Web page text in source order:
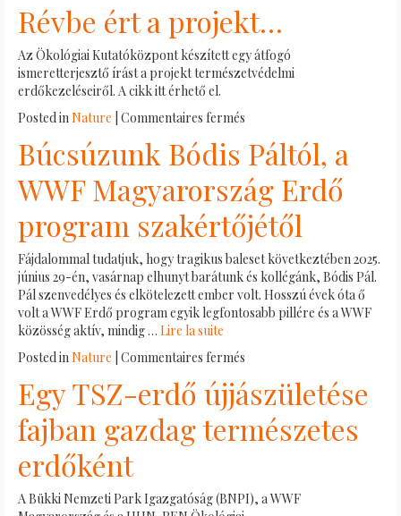
projektkiadványunk
–
Tölgyes
élőhelyek
Révbe ért a projekt…
Az Ökológiai Kutatóközpont készített egy átfogó
ismeretterjesztő írást a projekt természetvédelmi
erdőkezeléseiről. A cikk itt érhető el.
Posted inNature Commentaires fermés
ért
a
projekt…
Búcsúzunk Bódis Páltól, a
WWF Magyarország Erdő
program szakértőjétől
Fájdalommal tudatjuk, hogy tragikus baleset következtében 2025.
június 29-én, vasárnap elhunyt barátunk és kollégánk, Bódis Pál.
Pál szenvedélyes és elkötelezett ember volt. Hosszú évek óta ő
volt a WWF Erdő program egyik legfontosabb pillére és a WWF
közösség aktív, mindig … Lire la suite
Posted inNature Commentaires fermés
Bódis
Páltól,
a
WWF
program
Egy TSZ-erdő újjászületése
fajban gazdag természetes
erdőként
A Bükki Nemzeti Park Igazgatóság (BNPI), a WWF